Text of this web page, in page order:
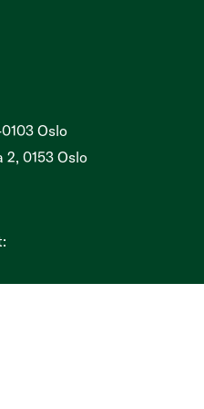
Oslo
0153 Oslo